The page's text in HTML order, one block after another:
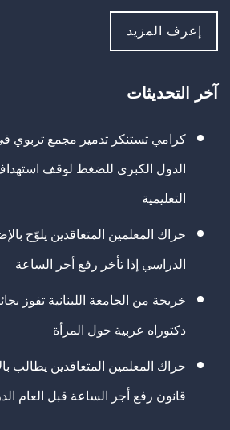
إعرف المزيد
آخر التحديثات
كرامي تستنكر تدمير مجمع تربوي في
الدول الكبرى للضغط لوقف
التعليمية
حراك المعلمين المتعاقدين يلوّح
الدراسي إذا تأخر رفع أجر الساعة
خريجة من الجامعة اللبنانية تفوز
دكتوراه عربية حول المرأة
حراك المعلمين المتعاقدين يطالب
قانون رفع أجر الساعة قبل العام